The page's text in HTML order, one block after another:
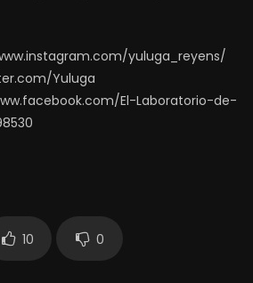
yuluga_reyens/
Yuluga
El-Laboratorio-de-
10 0